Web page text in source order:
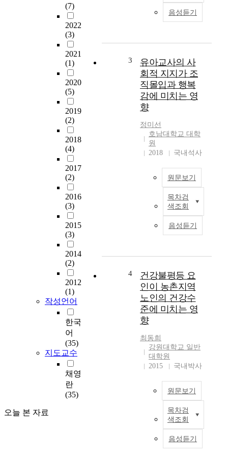
(7)
2022
(3)
2021
(1)
2020
(5)
2019
(2)
2018
(4)
2017
(2)
2016
(3)
2015
(3)
2014
(2)
2012
(1)
작성언어
한국
어
(35)
지도교수
채영
란
(35)
오늘 본 자료
액
음성듣기
3
유아교사의 사
회적 지지가 조
직몰입과 행복
감에 미치는 영
향
정미선
호남대학교 대학
원
2018
국내석사
원문보기
목차검
색조회
음성듣기
4
건강불평등 요
인이 농촌지역
노인의 건강수
준에 미치는 영
향
최동희
강원대학교 일반
대학원
2015
국내박사
원문보기
목차검
색조회
음성듣기